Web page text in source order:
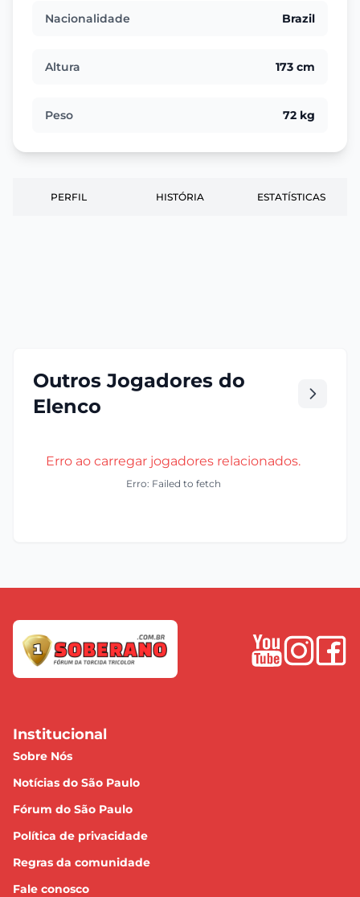
Nacionalidade Brazil
Altura 173 cm
Peso 72 kg
PERFIL HISTÓRIA ESTATÍSTICAS
Outros Jogadores do
Elenco
Erro ao carregar jogadores relacionados.
Erro: Failed to fetch
Institucional
Sobre Nós
Notícias do São Paulo
Fórum do São Paulo
Política de privacidade
Regras da comunidade
Fale conosco